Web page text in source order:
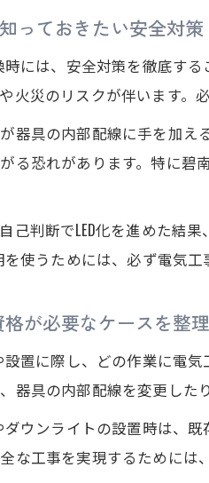
っておきたい安全対策
時には、安全対策を徹底す
火災のリスクが伴います。
器具の内部配線に手を加
る恐れがあります。特に碧
己判断でLED化を進めた結
を使うためには、必ず電気
が必要なケースを整理
設置に際し、どの作業に電
器具の内部配線を変更した
ダウンライトの設置時は、
な工事を実現するためには